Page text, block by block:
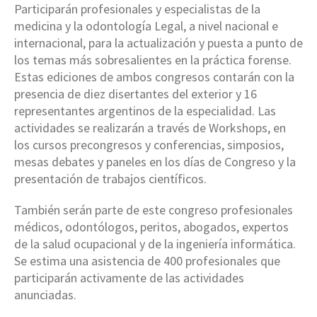
Participarán profesionales y especialistas de la
medicina y la odontología Legal, a nivel nacional e
internacional, para la actualización y puesta a punto de
los temas más sobresalientes en la práctica forense.
Estas ediciones de ambos congresos contarán con la
presencia de diez disertantes del exterior y 16
representantes argentinos de la especialidad. Las
actividades se realizarán a través de Workshops, en
los cursos precongresos y conferencias, simposios,
mesas debates y paneles en los días de Congreso y la
presentación de trabajos científicos.
También serán parte de este congreso profesionales
médicos, odontólogos, peritos, abogados, expertos
de la salud ocupacional y de la ingeniería informática.
Se estima una asistencia de 400 profesionales que
participarán activamente de las actividades
anunciadas.